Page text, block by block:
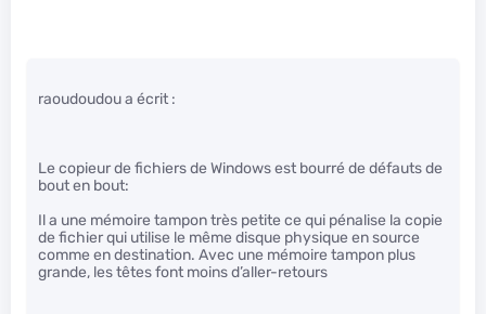
raoudoudou a écrit :
Le copieur de fichiers de Windows est bourré de défauts de
bout en bout:
Il a une mémoire tampon très petite ce qui pénalise la copie
de fichier qui utilise le même disque physique en source
comme en destination. Avec une mémoire tampon plus
grande, les têtes font moins d’aller-retours